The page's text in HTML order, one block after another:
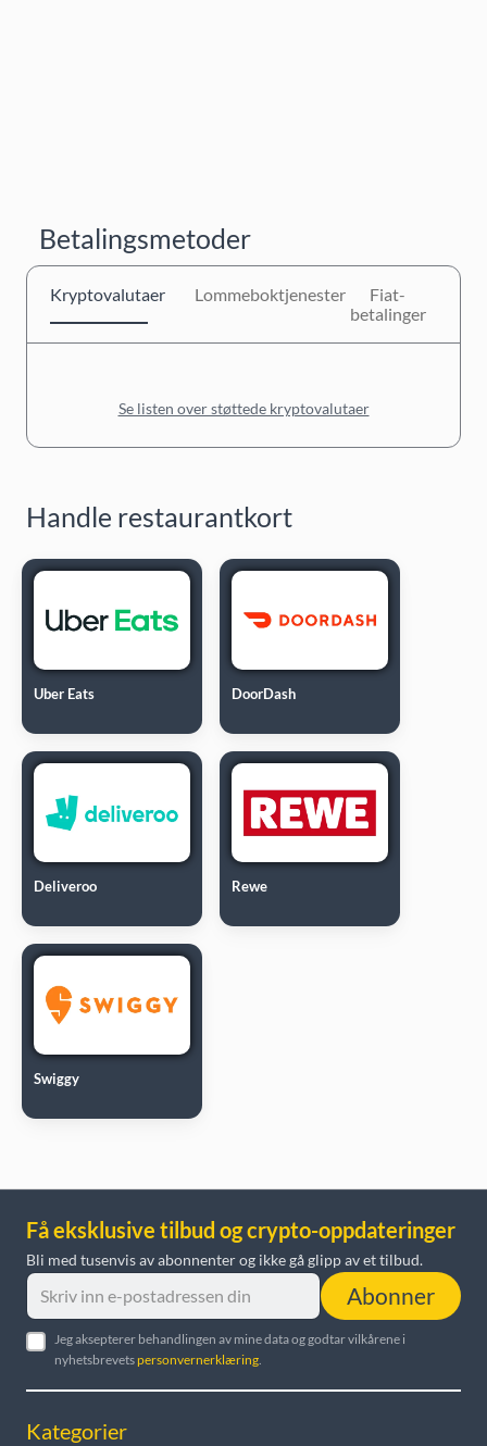
Betalingsmetoder
Kryptovalutaer Lommeboktjenester
Fiat-
betalinger
Se listen over støttede kryptovalutaer
Handle restaurantkort
Uber Eats DoorDash
Deliveroo Rewe
Swiggy
Få eksklusive tilbud og crypto-oppdateringer
Bli med tusenvis av abonnenter og ikke gå glipp av et tilbud.
Abonner
Jeg aksepterer behandlingen av mine data og godtar vilkårene i
nyhetsbrevetspersonvernerklæring
Kategorier